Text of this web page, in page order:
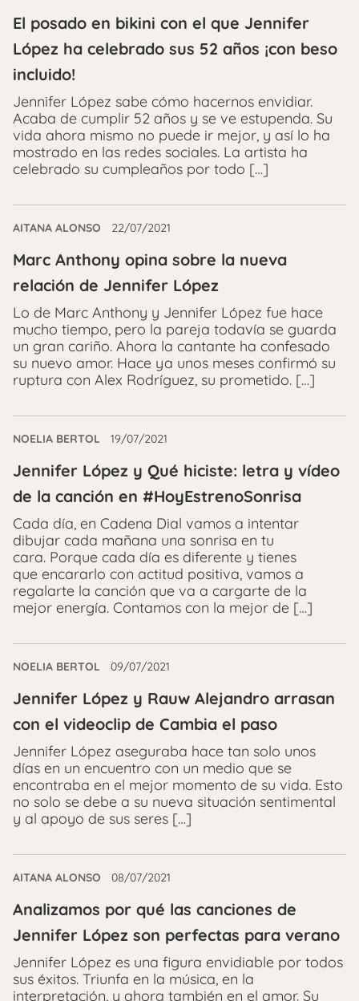
El posado en bikini con el que Jennifer
López ha celebrado sus 52 años ¡con beso
incluido!
Jennifer López sabe cómo hacernos envidiar.
Acaba de cumplir 52 años y se ve estupenda. Su
vida ahora mismo no puede ir mejor, y así lo ha
mostrado en las redes sociales. La artista ha
celebrado su cumpleaños por todo […]
AITANA ALONSO 22/07/2021
Marc Anthony opina sobre la nueva
relación de Jennifer López
Lo de Marc Anthony y Jennifer López fue hace
mucho tiempo, pero la pareja todavía se guarda
un gran cariño. Ahora la cantante ha confesado
su nuevo amor. Hace ya unos meses confirmó su
ruptura con Alex Rodríguez, su prometido. […]
NOELIA BERTOL 19/07/2021
Jennifer López y Qué hiciste: letra y vídeo
de la canción en #HoyEstrenoSonrisa
Cada día, en Cadena Dial vamos a intentar
dibujar cada mañana una sonrisa en tu
cara. Porque cada día es diferente y tienes
que encararlo con actitud positiva, vamos a
regalarte la canción que va a cargarte de la
mejor energía. Contamos con la mejor de […]
NOELIA BERTOL 09/07/2021
Jennifer López y Rauw Alejandro arrasan
con el videoclip de Cambia el paso
Jennifer López aseguraba hace tan solo unos
días en un encuentro con un medio que se
encontraba en el mejor momento de su vida. Esto
no solo se debe a su nueva situación sentimental
y al apoyo de sus seres […]
AITANA ALONSO 08/07/2021
Analizamos por qué las canciones de
Jennifer López son perfectas para verano
Jennifer López es una figura envidiable por todos
sus éxitos. Triunfa en la música, en la
interpretación, y ahora también en el amor. Su